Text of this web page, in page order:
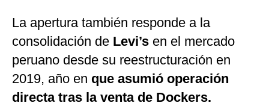
La apertura también responde a la
consolidación de Levi’s en el mercado
peruano desde su reestructuración en
2019, año en que asumió operación
directa tras la venta de Dockers.